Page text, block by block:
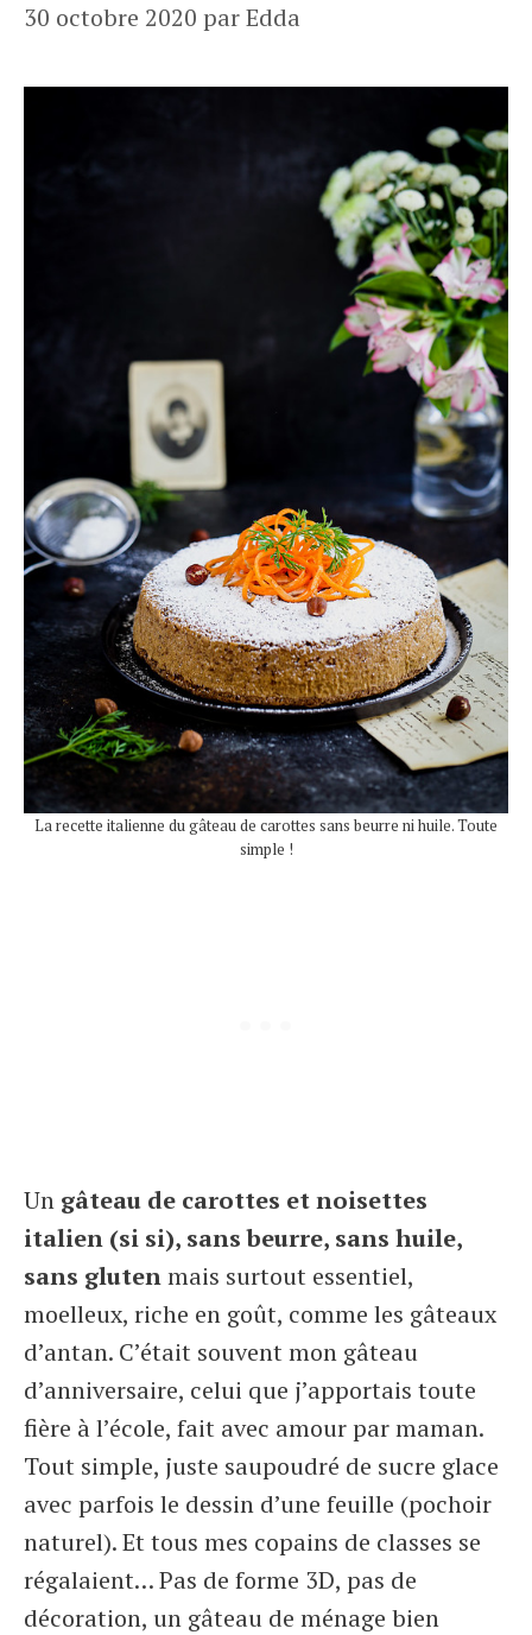
30 octobre 2020 parEdda
La recette italienne du gâteau de carottes sans beurre ni huile. Toute
simple !
Un gâteau de carottes et noisettes
italien (si si), sans beurre, sans huile,
sans glutenmais surtout essentiel,
moelleux, riche en goût, comme les gâteaux
d’antan. C’était souvent mon gâteau
d’anniversaire, celui que j’apportais toute
fière à l’école, fait avec amour par maman.
Tout simple, juste saupoudré de sucre glace
avec parfois le dessin d’une feuille (pochoir
naturel). Et tous mes copains de classes se
régalaient… Pas de forme 3D, pas de
décoration, un gâteau de ménage bien